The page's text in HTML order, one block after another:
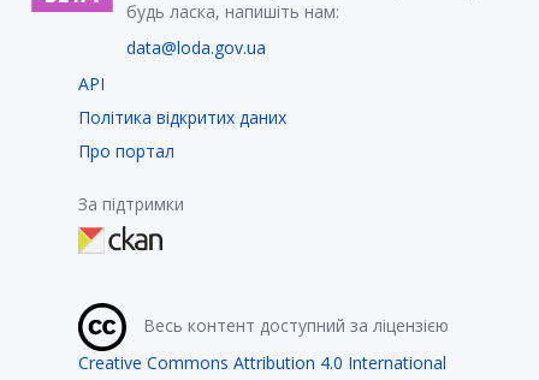
будь ласка, напишіть нам:
data@loda.gov.ua
API
Політика відкритих даних
Про портал
За підтримки
Весь контент доступний за ліцензією
Creative Commons Attribution 4.0 International